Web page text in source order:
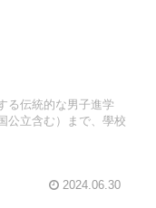
る伝統的な男子進学
公立含む）まで、學校
2024.06.30